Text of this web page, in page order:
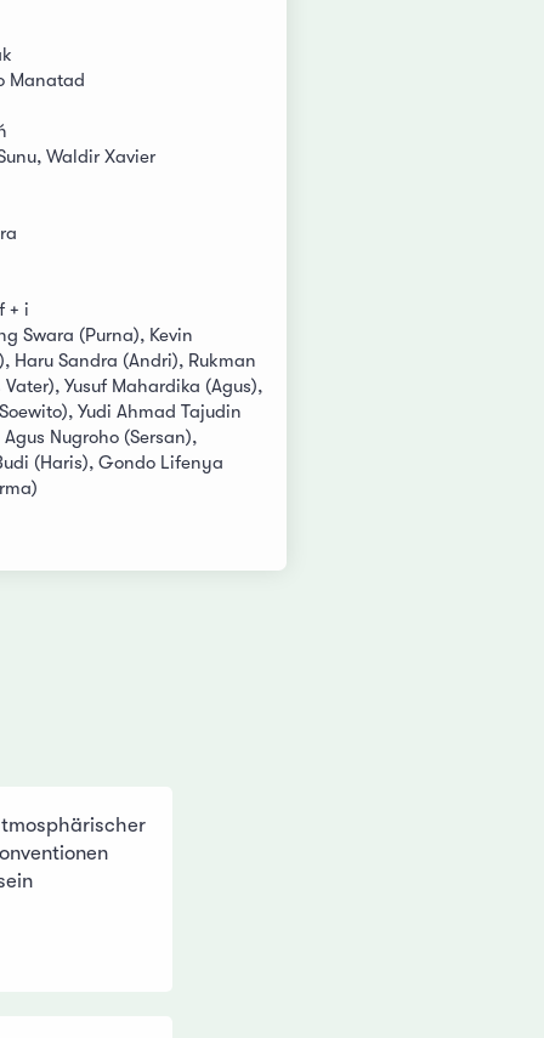
Manatad
Waldir Xavier
+ i
Swara (Purna), Kevin
Haru Sandra (Andri), Rukman
Yusuf Mahardika (Agus),
Yudi Ahmad Tajudin
Nugroho (Sersan),
(Haris), Gondo Lifenya